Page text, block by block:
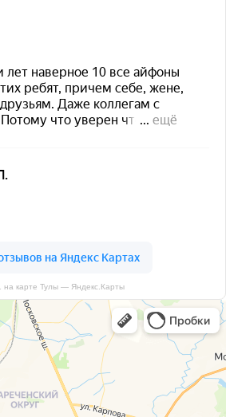
на карте Тулы — Яндекс.Карты